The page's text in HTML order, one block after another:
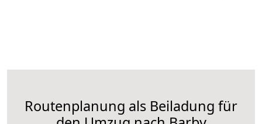
Routenplanung als Beiladung für